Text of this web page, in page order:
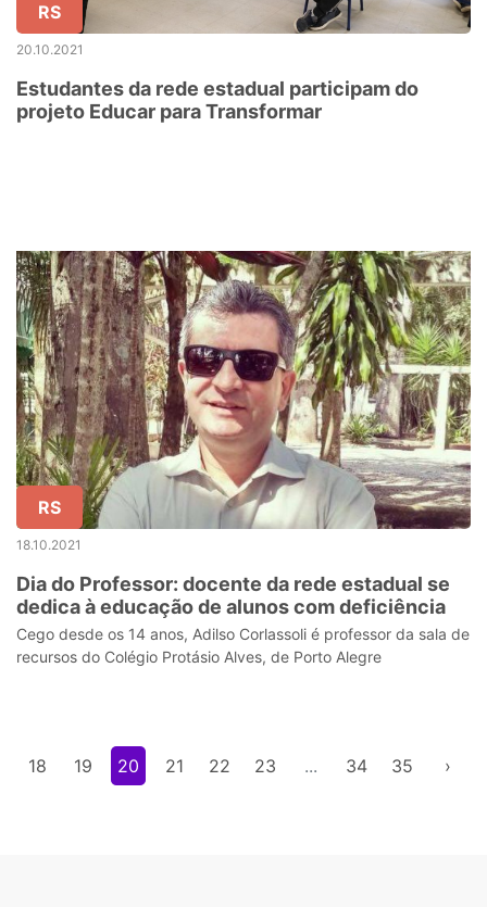
RS
20.10.2021
Estudantes da rede estadual participam do
projeto Educar para Transformar
RS
18.10.2021
Dia do Professor: docente da rede estadual se
dedica à educação de alunos com deficiência
Cego desde os 14 anos, Adilso Corlassoli é professor da sala de
recursos do Colégio Protásio Alves, de Porto Alegre
18 19 20 21 22 23 ... 34 35 ›